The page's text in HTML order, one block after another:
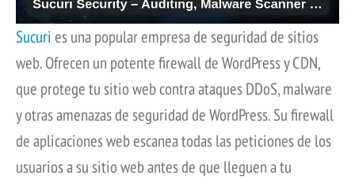
Sucuries una popular empresa de seguridad de sitios
web. Ofrecen un potente firewall de WordPress y CDN,
que protege tu sitio web contra ataques DDoS, malware
y otras amenazas de seguridad de WordPress. Su firewall
de aplicaciones web escanea todas las peticiones de los
usuarios a su sitio web antes de que lleguen a tu